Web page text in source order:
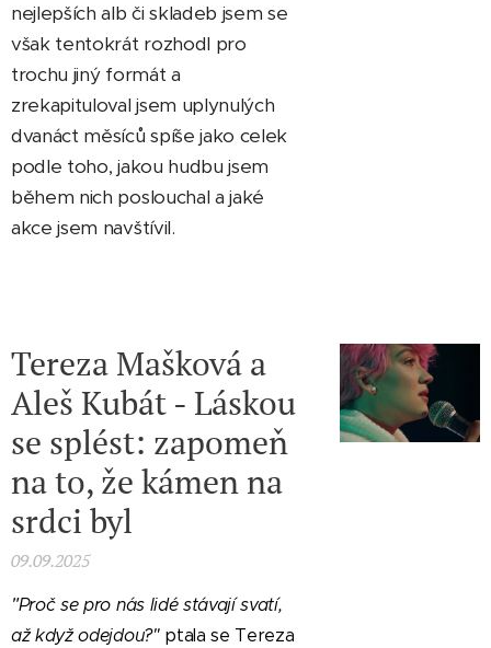
nejlepších alb či skladeb jsem se
však tentokrát rozhodl pro
trochu jiný formát a
zrekapituloval jsem uplynulých
dvanáct měsíců spíše jako celek
podle toho, jakou hudbu jsem
během nich poslouchal a jaké
akce jsem navštívil.
Tereza Mašková a
Aleš Kubát - Láskou
se splést: zapomeň
na to, že kámen na
srdci byl
09.09.2025
"Proč se pro nás lidé stávají svatí,
až když odejdou?"ptala se Tereza